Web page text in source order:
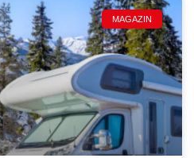
MAGAZIN